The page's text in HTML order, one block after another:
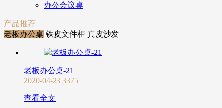
办公会议桌
产品推荐
老板办公桌 铁皮文件柜 真皮沙发
老板办公桌-21
2020-04-23 3375
查看全文